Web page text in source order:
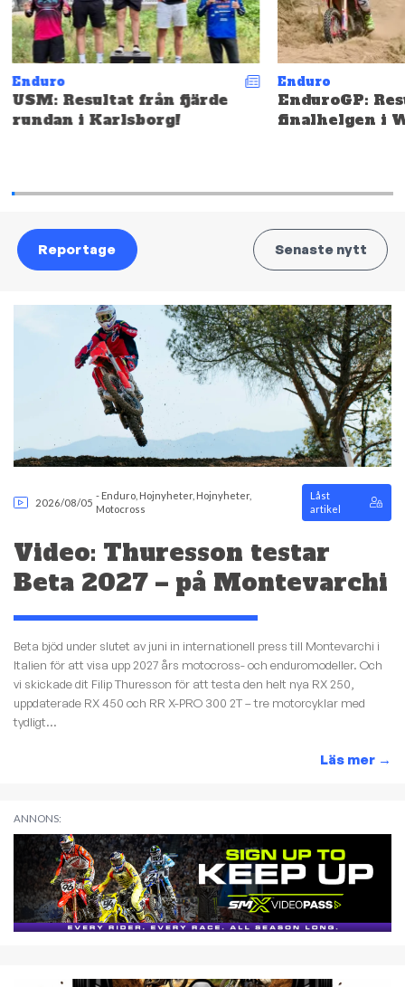
Enduro
USM: Resultat från fjärde
rundan i Karlsborg!
Enduro
EnduroGP:
finalhelgen i
Reportage Senaste nytt
2026/08/05
- Enduro Hojnyheter, Hojnyheter,
Motocross
Låst
artikel
Video: Thuresson testar
Beta 2027 – på Montevarchi
Beta bjöd under slutet av juni in internationell press till Montevarchi i
Italien för att visa upp 2027 års motocross- och enduromodeller. Och
vi skickade dit Filip Thuresson för att testa den helt nya RX 250,
uppdaterade RX 450 och RR X-PRO 300 2T – tre motorcyklar med
tydligt...
Läs mer →
ANNONS: